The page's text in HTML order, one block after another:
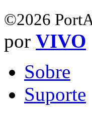
©2026
por VIVO
Sobre
Suporte